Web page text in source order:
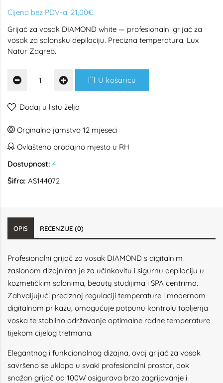
Cijena bez PDV-a: 21,00€
Grijač za vosak DIAMOND white — profesionalni grijač za
vosak za salonsku depilaciju. Precizna temperatura. Lux
Natur Zagreb.
U košaricu
Dodaj u listu želja
Orginalno jamstvo 12 mjeseci
Ovlašteno prodajno mjesto u RH
Dostupnost: 4
Šifra: AS144072
OPIS RECENZIJE (0)
Profesionalni grijač za vosak DIAMOND s digitalnim
zaslonom dizajniran je za učinkovitu i sigurnu depilaciju u
kozmetičkim salonima, beauty studijima i SPA centrima.
Zahvaljujući preciznoj regulaciji temperature i modernom
digitalnom prikazu, omogućuje potpunu kontrolu topljenja
voska te stabilno održavanje optimalne radne temperature
tijekom cijelog tretmana.
Elegantnog i funkcionalnog dizajna, ovaj grijač za vosak
savršeno se uklapa u svaki profesionalni prostor, dok
snažan grijač od 100W osigurava brzo zagrijavanje i